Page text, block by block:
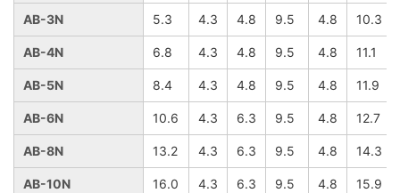
AB-3N 5.3 4.3 4.8 9.5 4.8 10.3
AB-4N 6.8 4.3 4.8 9.5 4.8 11.1
AB-5N 8.4 4.3 4.8 9.5 4.8 11.9
AB-6N 10.6 4.3 6.3 9.5 4.8 12.7
AB-8N 13.2 4.3 6.3 9.5 4.8 14.3
AB-10N 16.0 4.3 6.3 9.5 4.8 15.9